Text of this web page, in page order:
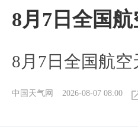
8月7日全国
8月7日全国航空
中国天气网 2026-08-07 08:00